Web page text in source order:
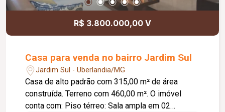
R$ 3.800.000,00 V
Casa para venda no bairro Jardim Sul
Jardim Sul - Uberlandia/MG
Casa de alto padrão com 315,00 m² de área
construída. Terreno com 460,00 m². O imóvel
conta com: Piso térreo: Sala ampla em 02